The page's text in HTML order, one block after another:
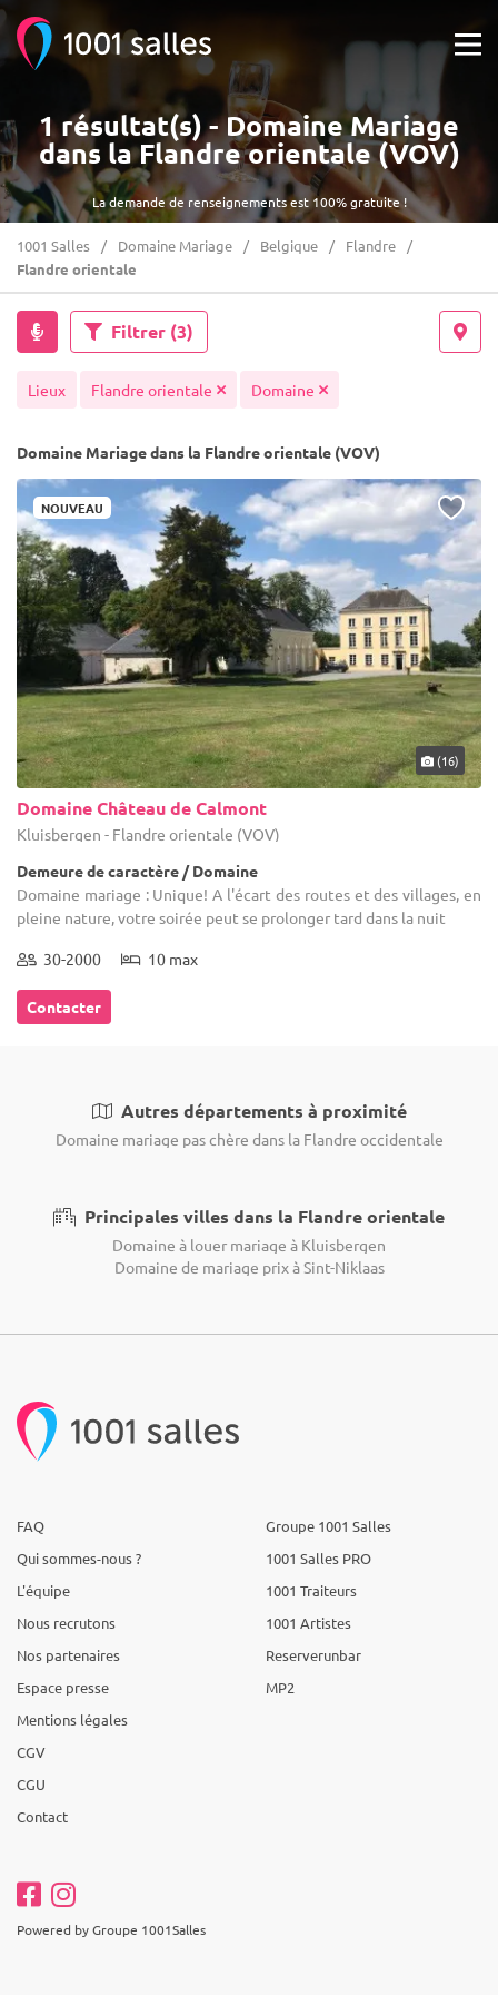
La demande de renseignements est 100% gratuite !
1 résultat(s) - Domaine Mariage
dans la Flandre orientale (VOV)
1001 Salles Domaine Mariage Belgique
Flandre
Flandre orientale
Filtrer (3)
Lieux Flandre orientale Domaine
Domaine Mariage dans la Flandre orientale (VOV)
NOUVEAU
(16)
Domaine Château de Calmont
Kluisbergen - Flandre orientale (VOV)
Demeure de caractère / Domaine
Domaine mariage : Unique! A l'écart des routes et des villages, en
pleine nature, votre soirée peut se prolonger tard dans la nuit
30-2000 10 max
Contacter
Autres départements à proximité
Domaine mariage pas chère dans la Flandre occidentale
Principales villes dans la Flandre orientale
Domaine à louer mariage à Kluisbergen
Domaine de mariage prix à Sint-Niklaas
FAQ
Qui sommes-nous ?
L'équipe
Nous recrutons
Nos partenaires
Espace presse
Mentions légales
CGV
CGU
Contact
Groupe 1001 Salles
1001 Salles PRO
1001 Traiteurs
1001 Artistes
Reserverunbar
MP2
Powered by Groupe 1001Salles